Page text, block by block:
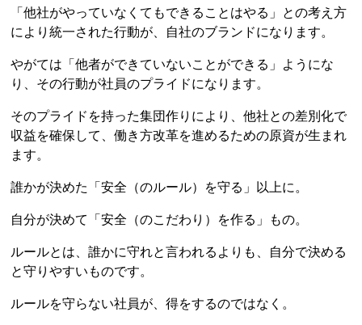
「他社がやっていなくてもできることはやる」との考え方
により統一された行動が、自社のブランドになります。
やがては「他者ができていないことができる」ようにな
り、その行動が社員のプライドになります。
そのプライドを持った集団作りにより、他社との差別化で
収益を確保して、働き方改革を進めるための原資が生まれ
ます。
誰かが決めた「安全（のルール）を守る」以上に。
自分が決めて「安全（のこだわり）を作る」もの。
ルールとは、誰かに守れと言われるよりも、自分で決める
と守りやすいものです。
ルールを守らない社員が、得をするのではなく。